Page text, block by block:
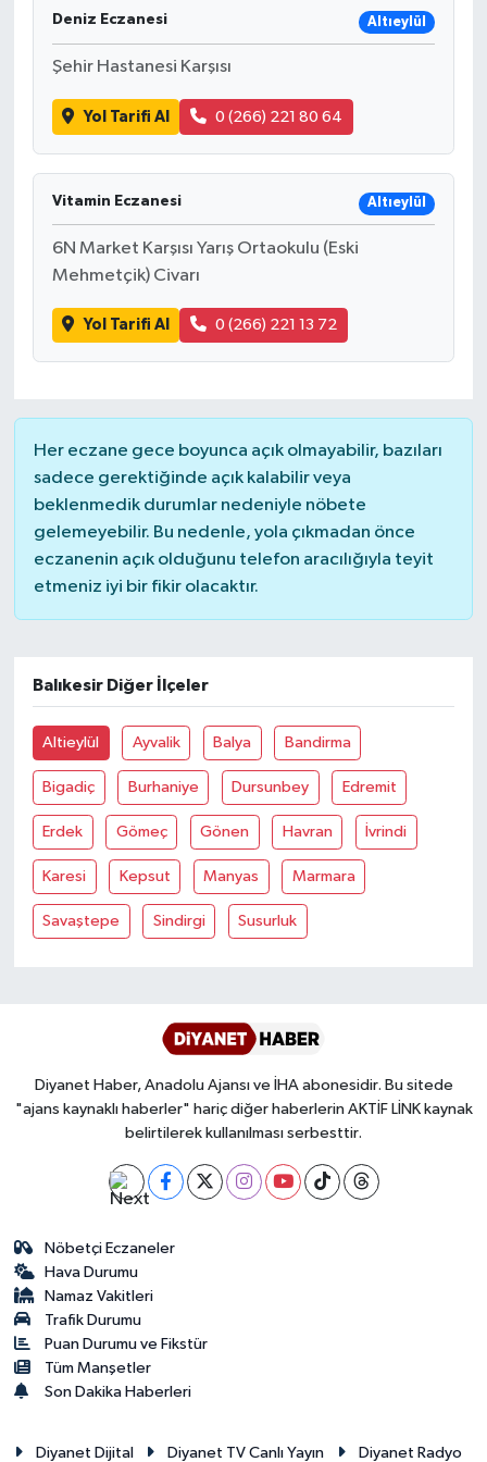
Deniz Eczanesi Altıeylül
Şehir Hastanesi Karşısı
Yol Tarifi Al 0 (266) 221 80 64
Vitamin Eczanesi Altıeylül
6N Market Karşısı Yarış Ortaokulu (Eski
Mehmetçik) Civarı
Yol Tarifi Al 0 (266) 221 13 72
Her eczane gece boyunca açık olmayabilir, bazıları
sadece gerektiğinde açık kalabilir veya
beklenmedik durumlar nedeniyle nöbete
gelemeyebilir. Bu nedenle, yola çıkmadan önce
eczanenin açık olduğunu telefon aracılığıyla teyit
etmeniz iyi bir fikir olacaktır.
Balıkesir Diğer İlçeler
Altieylül Ayvalik Balya Bandirma
Bigadiç Burhaniye Dursunbey Edremit
Erdek Gömeç Gönen Havran İvrindi
Karesi Kepsut Manyas Marmara
Savaştepe Sindirgi Susurluk
Diyanet Haber, Anadolu Ajansı ve İHA abonesidir. Bu sitede
"ajans kaynaklı haberler" hariç diğer haberlerin AKTİF LİNK kaynak
belirtilerek kullanılması serbesttir.
Nöbetçi Eczaneler
Hava Durumu
Namaz Vakitleri
Trafik Durumu
Puan Durumu ve Fikstür
Tüm Manşetler
Son Dakika Haberleri
Diyanet Dijital Diyanet TV Canlı Yayın Diyanet Radyo
Aydın Müftülüğü
Balıkesir Müftülüğü
Bartın Müftülüğü
Batman Müftülüğü
Bingöl Müftülüğü
Bitlis Müftülüğü
Bolu Müftülüğü
Bursa Müftülüğü
Çanakkale Müftülüğü
Çankırı Müftülüğü
Çorum Müftülüğü
Denizli Müftülüğü
Düzce Müftülüğü
Edirne Müftülüğü
Erzincan Müftülüğü
Erzurum Müftülüğü
Eskişehir Müftülüğü
Gaziantep Müftülüğü
Mukabele
Peygamberimizin Hayatı
Sahabeler
DİYANET GENÇLİK
DİYANET RADYO/TV
Dünya
Aile
Sağlık
Makaleler
Duyurular
Podcast
Bilim, Teknoloji
Biyografiler
Diyanet TV